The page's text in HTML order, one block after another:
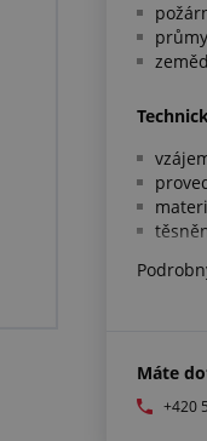
Máte
+420